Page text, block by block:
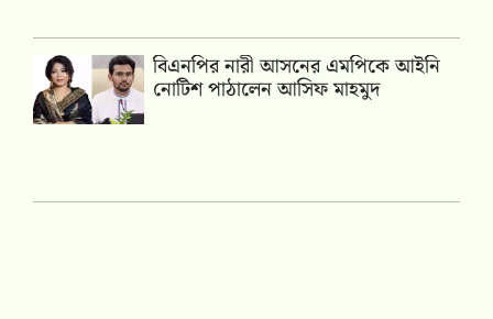
বিএনপির নারী আসনের এমপিকে আইনি
নোটিশ পাঠালেন আসিফ মাহমুদ